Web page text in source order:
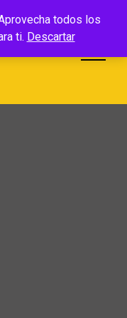
todos los
ti. Descartar